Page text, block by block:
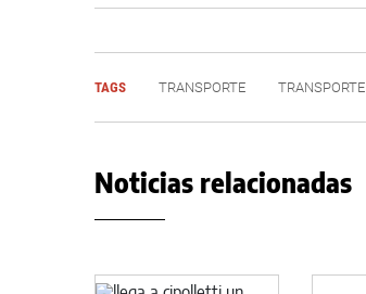
TAGS TRANSPORTE TRANSPORTE
Noticias relacionadas